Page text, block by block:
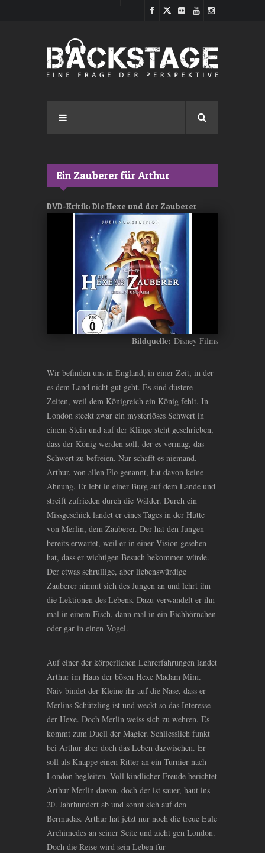
Ein Zauberer für Arthur
DVD-Kritik: Die Hexe und der Zauberer
Bildquelle: Disney Films
Wir befinden uns in England, in einer Zeit, in der
es dem Land nicht gut geht. Es sind düstere
Zeiten, weil dem Königreich ein König fehlt. In
London steckt zwar ein mysteriöses Schwert in
einem Stein und auf der Klinge steht geschrieben,
dass der König werden soll, der es vermag, das
Schwert zu befreien. Nur schafft es niemand.
Arthur, von allen Flo genannt, hat davon keine
Ahnung. Er lebt in einer Burg auf dem Lande und
streift zufrieden durch die Wälder. Durch ein
Missgeschick landet er eines Tages in der Hütte
von Merlin, dem Zauberer. Der hat den Jungen
bereits erwartet, weil er in einer Vision gesehen
hat, dass er wichtigen Besuch bekommen würde.
Der etwas schrullige, aber liebenswürdige
Zauberer nimmt sich des Jungen an und lehrt ihn
die Lektionen des Lebens. Dazu verwandelt er ihn
mal in einem Fisch, dann mal in ein Eichhörnchen
oder gar in einen Vogel.
Auf einer der körperlichen Lehrerfahrungen landet
Arthur im Haus der bösen Hexe Madam Mim.
Naiv bindet der Kleine ihr auf die Nase, dass er
Merlins Schützling ist und weckt so das Interesse
der Hexe. Doch Merlin weiss sich zu wehren. Es
kommt zum Duell der Magier. Schliesslich funkt
bei Arthur aber doch das Leben dazwischen. Er
soll als Knappe einen Ritter an ein Turnier nach
London begleiten. Voll kindlicher Freude berichtet
Arthur Merlin davon, doch der ist sauer, haut ins
20. Jahrhundert ab und sonnt sich auf den
Bermudas. Arthur hat jetzt nur noch die treue Eule
Archimedes an seiner Seite und zieht gen London.
Doch die Reise wird sein Leben für